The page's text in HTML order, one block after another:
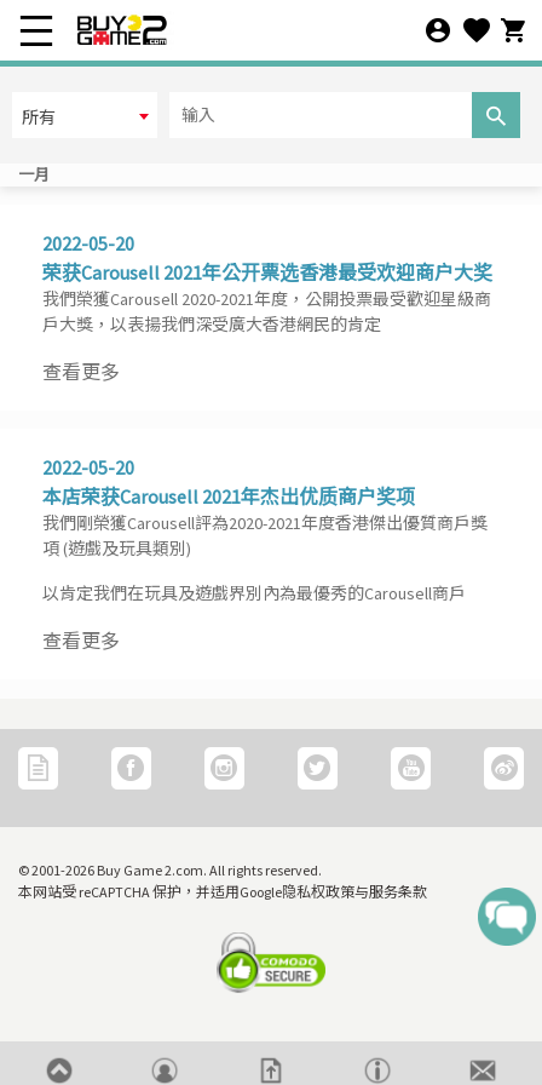
所有
所有
离线人数
所有
其它条件
预设
商品排序
推出日期
价格
一月
2022-05-20
荣获Carousell 2021年公开票选香港最受欢迎商户大奖
我們榮獲Carousell 2020-2021年度，公開投票最受歡迎星級商
戶大獎，以表揚我們深受廣大香港網民的肯定
查看更多
2022-05-20
本店荣获Carousell 2021年杰出优质商户奖项
我們剛榮獲Carousell評為2020-2021年度香港傑出優質商戶獎
項 (遊戲及玩具類別)
以肯定我們在玩具及遊戲界別內為最優秀的Carousell商戶
查看更多
© 2001-2026 Buy Game 2.com. All rights reserved.
本网站受 reCAPTCHA 保护，并适用Google隐私权政策与服务条款